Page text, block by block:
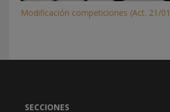
Modificación competiciones (Act. 21/
SECCIONES